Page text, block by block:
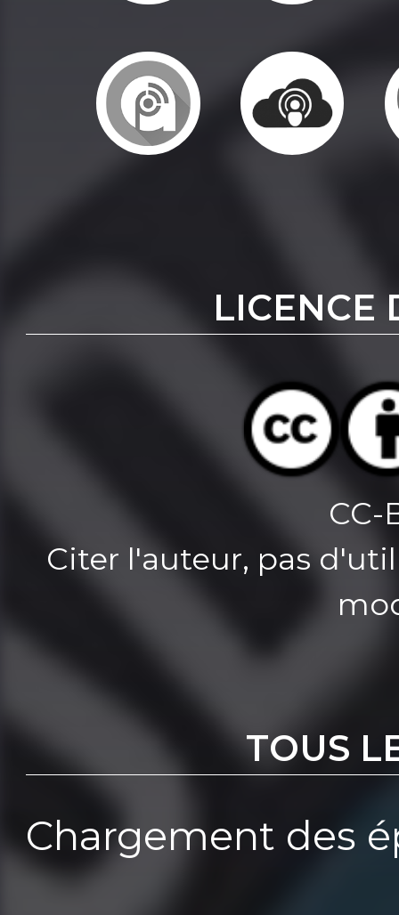
LICENCE
CC-
Citer l'auteur, pas
TOUS
Chargement des